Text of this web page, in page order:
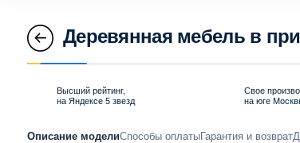
Деревянная мебель в
Высший рейтинг,
на Яндексе 5 звезд
Свое
на юге
Описание модели Способы оплатыГарантия и возврат